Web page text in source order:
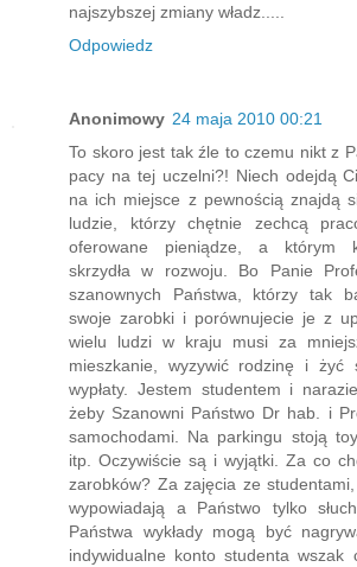
najszybszej zmiany władz.....
Odpowiedz
Anonimowy 24 maja 2010 00:21
To skoro jest tak źle to czemu nikt z
pacy na tej uczelni?! Niech odejdą
na ich miejsce z pewnością znajdą
ludzie, którzy chętnie zechcą
oferowane pieniądze, a którym
skrzydła w rozwoju. Bo Panie
szanownych Państwa, którzy tak
swoje zarobki i porównujecie je z
wielu ludzi w kraju musi za
mieszkanie, wyzywić rodzinę i żyć
wypłaty. Jestem studentem i
żeby Szanowni Państwo Dr hab. i
samochodami. Na parkingu stoją
itp. Oczywiście są i wyjątki. Za co
zarobków? Za zajęcia ze
wypowiadają a Państwo tylko
Państwa wykłady mogą być
indywidualne konto studenta